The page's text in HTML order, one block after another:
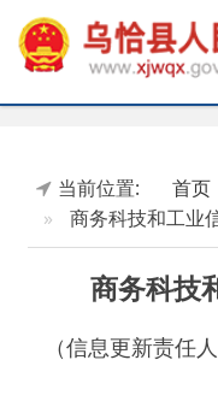
商务科技和工业信
商务科技和
（信息更新责任人